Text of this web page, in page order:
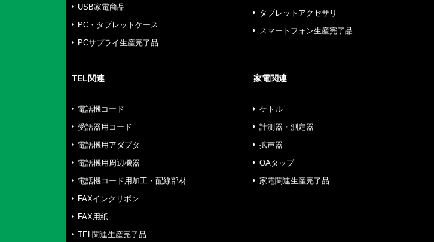
USB家電商品
PC・タブレットケース
PCサプライ生産完了品
タブレットアクセサリ
スマートフォン生産完了品
TEL関連
電話機コード
受話器用コード
電話機用アダプタ
電話機用周辺機器
電話機コード用加工・配線部材
FAXインクリボン
FAX用紙
TEL関連生産完了品
家電関連
ケトル
計測器・測定器
拡声器
OAタップ
家電関連生産完了品